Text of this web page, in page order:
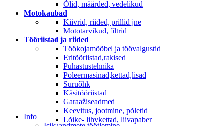
Õlid, määrded, vedelikud
Motokaubad
Kiivrid, riided, prillid jne
Mototarvikud, filtrid
Tööriistad ja riided
Töökojamööbel ja töövalgustid
Eritööriistad,rakised
Puhastustehnika
Poleermasinad,kettad,lisad
Suruõhk
Käsitööriistad
Garaažiseadmed
Keevitus, jootmine, põletid
Lõike- lihvkettad, liivapaber
Info